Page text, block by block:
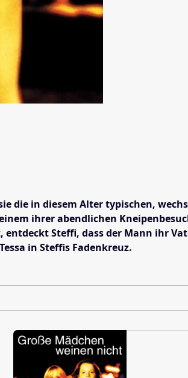
die in diesem Alter typischen,
ihrer abendlichen
Steffi, dass der Mann ihr
in Steffis Fadenkreuz.